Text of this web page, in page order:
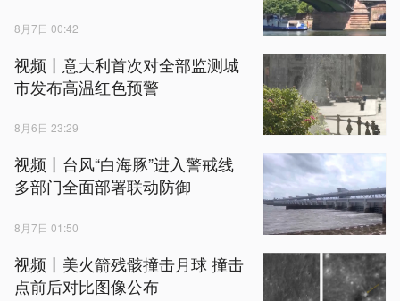
8月7日 00:42
视频丨意大利首次对全部监测城
市发布高温红色预警
8月6日 23:29
视频丨台风“白海豚”进入警戒线
多部门全面部署联动防御
8月7日 01:50
视频丨美火箭残骸撞击月球 撞击
点前后对比图像公布